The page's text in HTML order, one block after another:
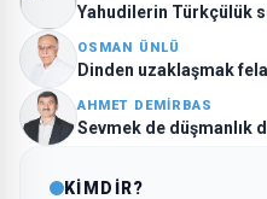
Yahudilerin Türkçülük
OSMAN ÜNLÜ
Dinden uzaklaşmak
AHMET DEMIRBAS
Sevmek de düşmanlık
KİMDİR?